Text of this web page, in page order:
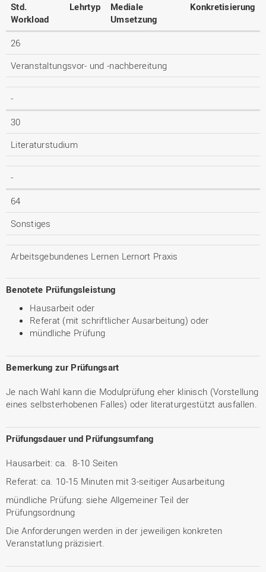
Std.
Workload
Lehrtyp
Mediale
Umsetzung
Konkretisierung
26
Veranstaltungsvor- und -nachbereitung
-
30
Literaturstudium
-
64
Sonstiges
Arbeitsgebundenes Lernen Lernort Praxis
Benotete Prüfungsleistung
Hausarbeit oder
Referat (mit schriftlicher Ausarbeitung) oder
mündliche Prüfung
Bemerkung zur Prüfungsart
Je nach Wahl kann die Modulprüfung eher klinisch (Vorstellung
eines selbsterhobenen Falles) oder literaturgestützt ausfallen.
Prüfungsdauer und Prüfungsumfang
Hausarbeit: ca. 8-10 Seiten
Referat: ca. 10-15 Minuten mit 3-seitiger Ausarbeitung
mündliche Prüfung: siehe Allgemeiner Teil der
Prüfungsordnung
Die Anforderungen werden in der jeweiligen konkreten
Veranstatlung präzisiert.